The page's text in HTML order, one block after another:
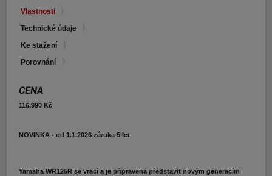
Yamaha WR125R se vrací a je připravena představit novým generacím
Vlastnosti
Technické údaje
Ke stažení
Porovnání
CENA
116.990 Kč
NOVINKA - od 1.1.2026 záruka 5 let